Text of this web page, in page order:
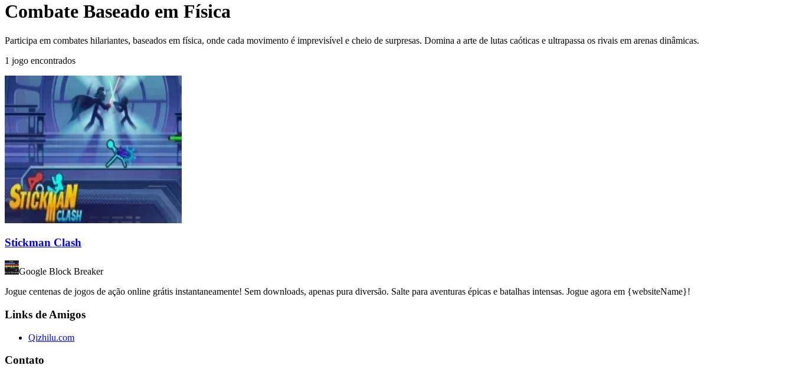
Combate Baseado em Física
Participa em combates hilariantes, baseados em física, onde cada movimento é imprevisível e cheio de surpresas. Domina a arte de lutas caóticas e ultrapassa os rivais em arenas dinâmicas.
1 jogo encontrados
Stickman Clash
Google Block Breaker
Jogue centenas de jogos de ação online grátis instantaneamente! Sem downloads, apenas pura diversão. Salte para aventuras épicas e batalhas intensas. Jogue agora em {websiteName}!
Links de Amigos
Qizhilu.com
Contato